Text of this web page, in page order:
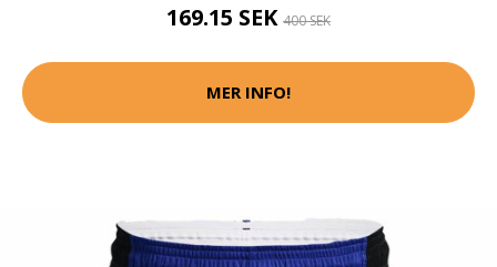
169.15 SEK 400 SEK
MER INFO!